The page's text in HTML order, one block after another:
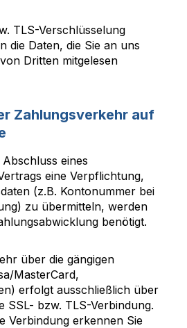
TLS-Verschlüsselung
die Daten, die Sie an uns
Dritten mitgelesen
Zahlungsverkehr auf
eines
eine Verpflichtung,
(z.B. Kontonummer bei
zu übermitteln, werden
benötigt.
über die gängigen
MasterCard,
erfolgt ausschließlich über
SSL- bzw. TLS-Verbindung.
Verbindung erkennen Sie